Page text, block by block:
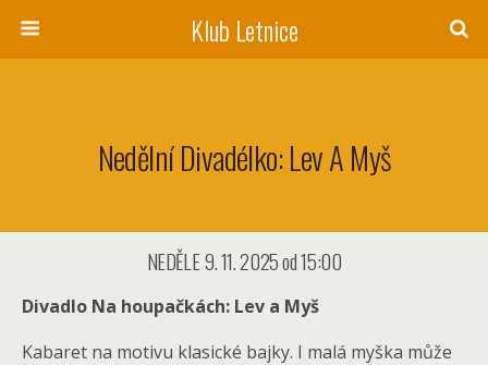
Klub Letnice
Nedělní Divadélko: Lev A Myš
NEDĚLE 9. 11. 2025 od 15:00
Divadlo Na houpačkách: Lev a Myš
Kabaret na motivu klasické bajky. I malá myška může